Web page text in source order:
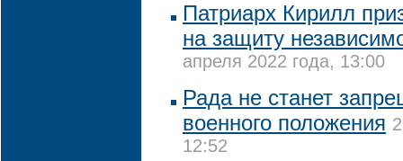
Патриарх Кирилл
на защиту
апреля 2022 года, 13:00
Рада не станет
военного положения
12:52